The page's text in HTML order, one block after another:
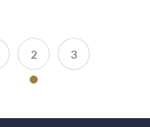
2 3